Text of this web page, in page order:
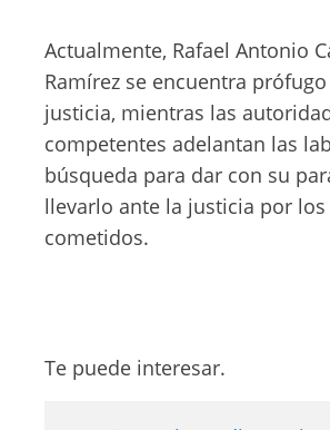
Actualmente, Rafael Antonio
Ramírez se encuentra
justicia, mientras las
competentes adelantan las
búsqueda para dar con su
llevarlo ante la justicia por
cometidos.
Te puede interesar.